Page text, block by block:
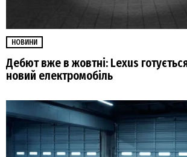
НОВИНИ
Дебют вже в жовтні: Lexus
новий електромобіль